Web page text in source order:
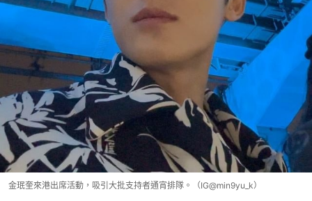
金珉奎來港出席活動，吸引大批支持者通宵排隊。（IG@min9yu_k）